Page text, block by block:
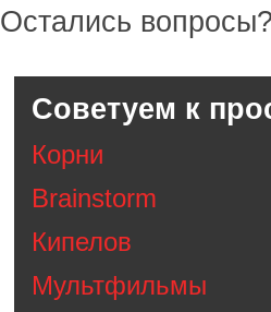
Остались
Советуем к
Корни
Brainstorm
Кипелов
Мультфильмы